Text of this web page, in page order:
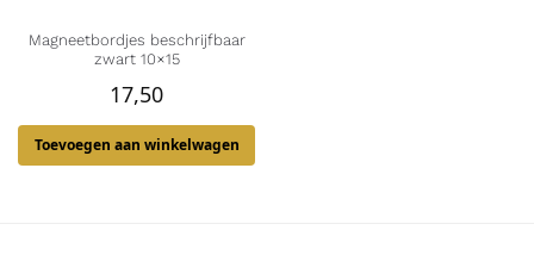
Magneetbordjes beschrijfbaar
zwart 10×15
17,50
Toevoegen aan winkelwagen